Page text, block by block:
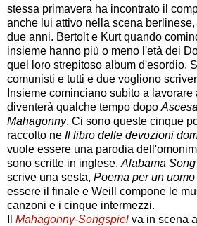
stessa primavera ha incontrato il
anche lui attivo nella scena
due anni. Bertolt e Kurt quando
insieme hanno più o meno l'età dei
quel loro strepitoso album d'esordio.
comunisti e tutti e due vogliono
Insieme cominciano subito a
diventerà qualche tempo dopo
Mahagonny. Ci sono queste cinque
raccolto ne Il libro delle devozioni
vuole essere una parodia
sono scritte in inglese, Alabama Song
scrive una sesta, Poema per un uomo
essere il finale e Weill compone le
canzoni e i cinque intermezzi.
Mahagonny-Songspiel va in scena